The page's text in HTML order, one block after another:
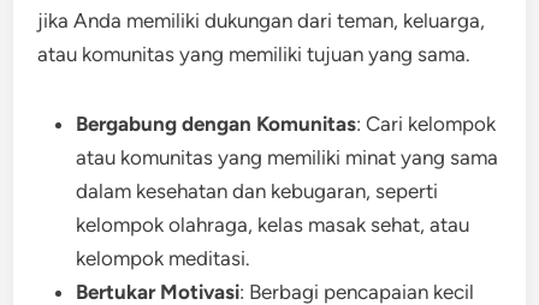
jika Anda memiliki dukungan dari teman, keluarga,
atau komunitas yang memiliki tujuan yang sama.
Bergabung dengan Komunitas: Cari kelompok
atau komunitas yang memiliki minat yang sama
dalam kesehatan dan kebugaran, seperti
kelompok olahraga, kelas masak sehat, atau
kelompok meditasi.
Bertukar Motivasi: Berbagi pencapaian kecil